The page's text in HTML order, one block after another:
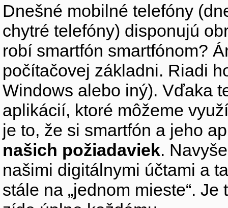
Dnešné mobilné telefóny
chytré telefóny) disponujú
robí smartfón smartfónom?
počítačovej základni. Riadi
Windows alebo iný). Vďaka
aplikácií, ktoré môžeme
je to, že si smartfón a jeho
našich požiadaviek.
našimi digitálnymi účtami a
stále na „jednom mieste“.